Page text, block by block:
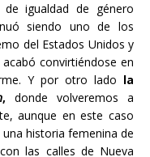
de igualdad de género
siendo uno de los
del Estados Unidos y
convirtiéndose en
Y por otro lado la
, donde volveremos a
aunque en este caso
historia femenina de
las calles de Nueva